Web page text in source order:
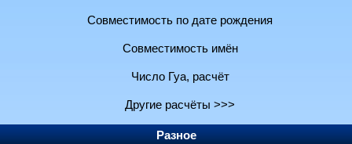
Совместимость по дате рождения
Совместимость имён
Число Гуа, расчёт
Другие расчёты >>>
Разное